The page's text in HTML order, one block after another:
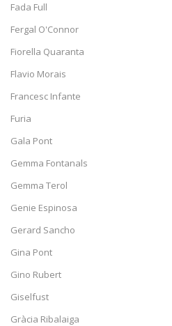
Fada Full
Fergal O'Connor
Fiorella Quaranta
Flavio Morais
Francesc Infante
Furia
Gala Pont
Gemma Fontanals
Gemma Terol
Genie Espinosa
Gerard Sancho
Gina Pont
Gino Rubert
Giselfust
Gràcia Ribalaiga